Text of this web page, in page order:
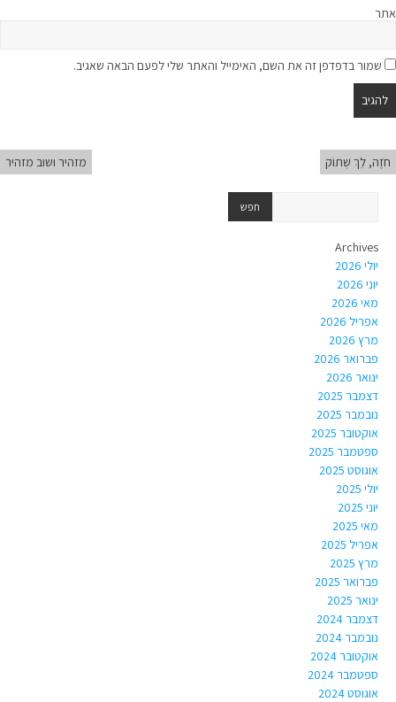
אתר
שמור בדפדפן זה את השם, האימייל והאתר שלי לפעם הבאה שאגיב.
חֹזֶה, לֵךְ שְׁתוֹק מזהיר ושוב מזהיר
Archives
יולי 2026
יוני 2026
מאי 2026
אפריל 2026
מרץ 2026
פברואר 2026
ינואר 2026
דצמבר 2025
נובמבר 2025
אוקטובר 2025
ספטמבר 2025
אוגוסט 2025
יולי 2025
יוני 2025
מאי 2025
אפריל 2025
מרץ 2025
פברואר 2025
ינואר 2025
דצמבר 2024
נובמבר 2024
אוקטובר 2024
ספטמבר 2024
אוגוסט 2024